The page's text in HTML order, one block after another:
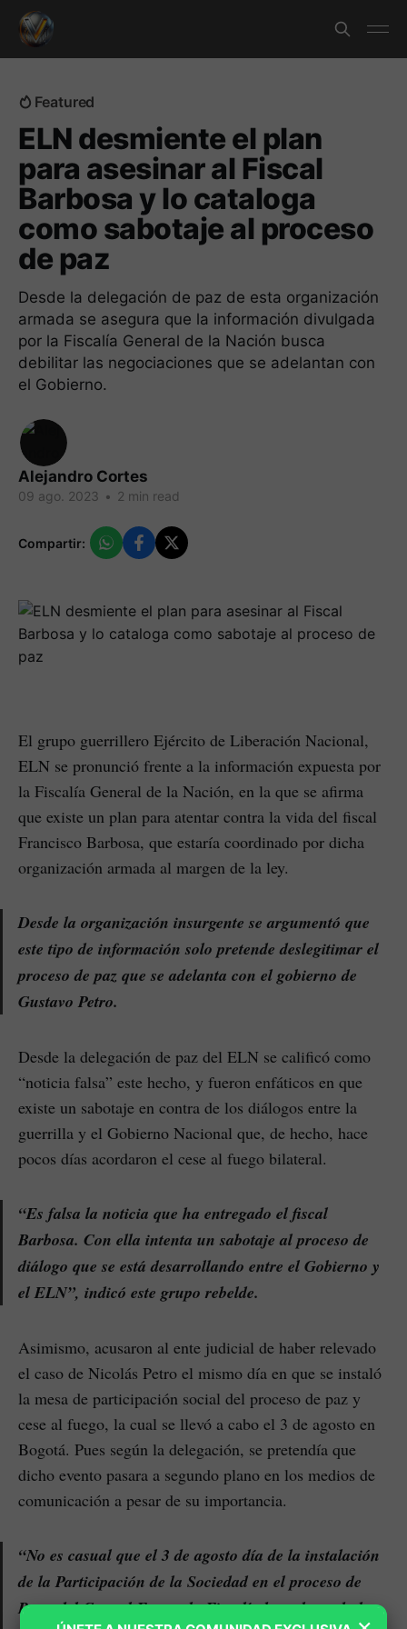
Featured
ELN desmiente el plan
para asesinar al Fiscal
Barbosa y lo cataloga
como sabotaje al proceso
de paz
Desde la delegación de paz de esta organización
armada se asegura que la información divulgada
por la Fiscalía General de la Nación busca
debilitar las negociaciones que se adelantan con
el Gobierno.
Alejandro Cortes
09 ago. 2023 • 2 min read
Compartir:
El grupo guerrillero Ejército de Liberación Nacional,
ELN se pronunció frente a la información expuesta por
la Fiscalía General de la Nación, en la que se afirma
que existe un plan para atentar contra la vida del fiscal
Francisco Barbosa, que estaría coordinado por dicha
organización armada al margen de la ley.
Desde la organización insurgente se argumentó que
este tipo de información solo pretende deslegitimar el
proceso de paz que se adelanta con el gobierno de
Gustavo Petro.
Desde la delegación de paz del ELN se calificó como
“noticia falsa” este hecho, y fueron enfáticos en que
existe un sabotaje en contra de los diálogos entre la
guerrilla y el Gobierno Nacional que, de hecho, hace
pocos días acordaron el cese al fuego bilateral.
“Es falsa la noticia que ha entregado el fiscal
Barbosa. Con ella intenta un sabotaje al proceso de
diálogo que se está desarrollando entre el Gobierno y
el ELN”, indicó este grupo rebelde.
Asimismo, acusaron al ente judicial de haber relevado
el caso de Nicolás Petro el mismo día en que se instaló
la mesa de participación social del proceso de paz y
cese al fuego, la cual se llevó a cabo el 3 de agosto en
Bogotá. Pues según la delegación, se pretendía que
dicho evento pasara a segundo plano en los medios de
comunicación a pesar de su importancia.
“No es casual que el 3 de agosto día de la instalación
de la Participación de la Sociedad en el proceso de
Paz y del Cese al Fuego, la Fiscalía haya lanzado la